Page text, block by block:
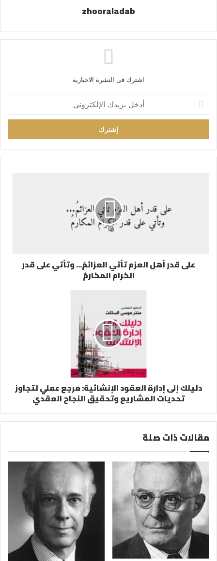
zhooraladab
اشترك فى النشرة الاخبارية
خ
ب
ر
على قدر أهل العزم تأتي العزائمُ... وتأتي على قدر
الكرام المكارمُ
دليلك إلى إدارة العقود الإنشائية: مرجع عملي لتجاوز
تحديات المشاريع وتحقيق النجاح العقدي
مقالات ذات صلة